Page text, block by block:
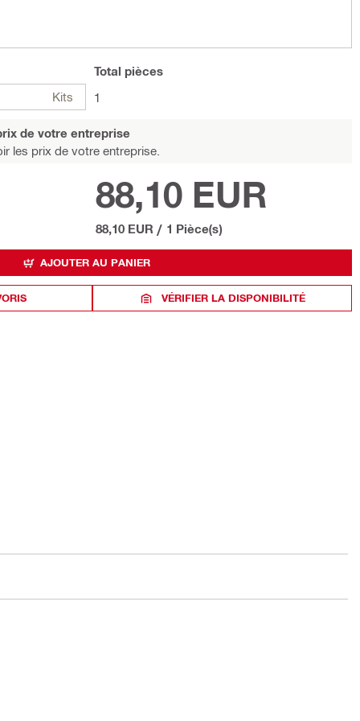
Kits
Total pièces
1
de votre entreprise
les prix de votre entreprise.
88,10 EUR
88,10 EUR / 1 Pièce(s)
AJOUTER AU PANIER
VÉRIFIER LA DISPONIBILITÉ